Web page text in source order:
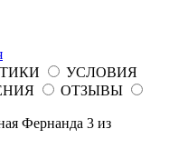
УСЛОВИЯ
ОТЗЫВЫ
Фернанда 3 из